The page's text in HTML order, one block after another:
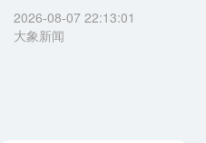
2026-08-07 22:13:01
大象新闻